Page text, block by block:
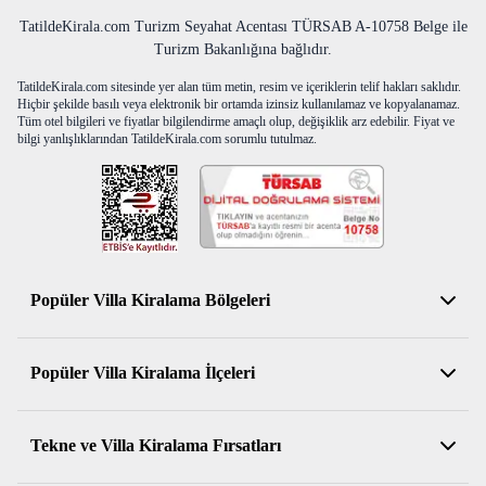
TatildeKirala.com Turizm Seyahat Acentası TÜRSAB A-10758 Belge ile
Turizm Bakanlığına bağlıdır.
TatildeKirala.com sitesinde yer alan tüm metin, resim ve içeriklerin telif hakları saklıdır.
Hiçbir şekilde basılı veya elektronik bir ortamda izinsiz kullanılamaz ve kopyalanamaz.
Tüm otel bilgileri ve fiyatlar bilgilendirme amaçlı olup, değişiklik arz edebilir. Fiyat ve
bilgi yanlışlıklarından TatildeKirala.com sorumlu tutulmaz.
Popüler Villa Kiralama Bölgeleri
Antalya Kiralık Villa
Muğla Kiralık Villa
Aydın Kiralık Villa
İzmir Kiralık Villa
Balıkesir Kiralık Villa
Popüler Villa Kiralama İlçeleri
Kemer Kiralık Villa
Serik Kiralık Villa
Tekne ve Villa Kiralama Fırsatları